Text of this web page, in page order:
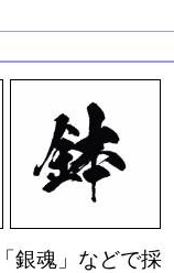
銀魂」などで採